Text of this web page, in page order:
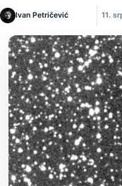
Ivan Petričević 11.